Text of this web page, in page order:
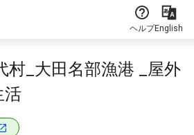
ヘルプEnglish
村_大田名部漁港 _屋外
活